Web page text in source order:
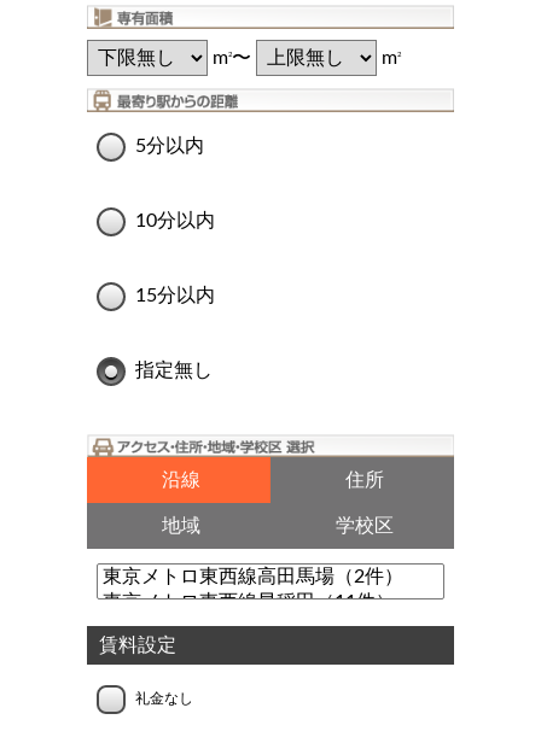
m2〜 m2
5分以内
10分以内
15分以内
指定無し
沿線 住所
地域 学校区
賃料設定
礼金なし